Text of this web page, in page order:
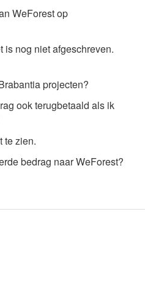
WeForest op
is nog niet afgeschreven.
projecten?
ook terugbetaald als ik
te zien.
bedrag naar WeForest?